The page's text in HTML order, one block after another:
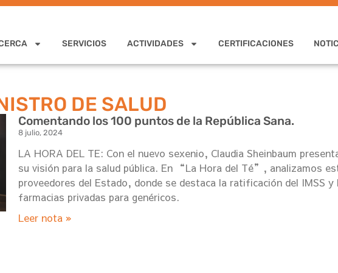
SERVICIOS ACTIVIDADES CERTIFICACIONES
DE SALUD
Comentando los 100 puntos de la República Sana.
8 julio, 2024
LA HORA DEL TE: Con el nuevo sexenio, Claudia Sheinbaum
su visión para la salud pública. En “La Hora del Té”, analizamos
proveedores del Estado, donde se destaca la ratificación del IMSS
farmacias privadas para genéricos.
Leer nota »